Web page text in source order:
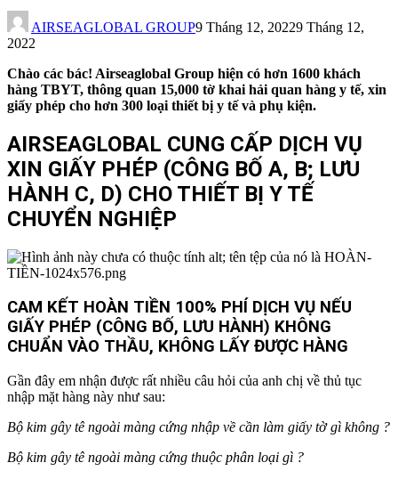
AIRSEAGLOBAL GROUP9 Tháng 12, 20229 Tháng 12,
2022
Chào các bác! Airseaglobal Group hiện có hơn 1600 khách
hàng TBYT, thông quan 15,000 tờ khai hải quan hàng y tế, xin
giấy phép cho hơn 300 loại thiết bị y tế và phụ kiện.
AIRSEAGLOBAL CUNG CẤP DỊCH VỤ
XIN GIẤY PHÉP (CÔNG BỐ A, B; LƯU
HÀNH C, D) CHO THIẾT BỊ Y TẾ
CHUYỂN NGHIỆP
CAM KẾT HOÀN TIỀN 100% PHÍ DỊCH VỤ NẾU
GIẤY PHÉP (CÔNG BỐ, LƯU HÀNH) KHÔNG
CHUẨN VÀO THẦU, KHÔNG LẤY ĐƯỢC HÀNG
Gần đây em nhận được rất nhiều câu hỏi của anh chị về thủ tục
nhập mặt hàng này như sau:
Bộ kim gây tê ngoài màng cứng nhập về cần làm giấy tờ gì không ?
Bộ kim gây tê ngoài màng cứng thuộc phân loại gì ?